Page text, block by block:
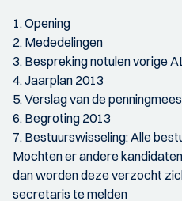
1. Opening
2. Mededelingen
3. Bespreking notulen vorige
4. Jaarplan 2013
5. Verslag van de
6. Begroting 2013
7. Bestuurswisseling: Alle
Mochten er andere
dan worden deze verzocht
secretaris te melden